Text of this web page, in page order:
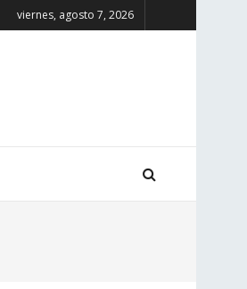
viernes, agosto 7, 2026